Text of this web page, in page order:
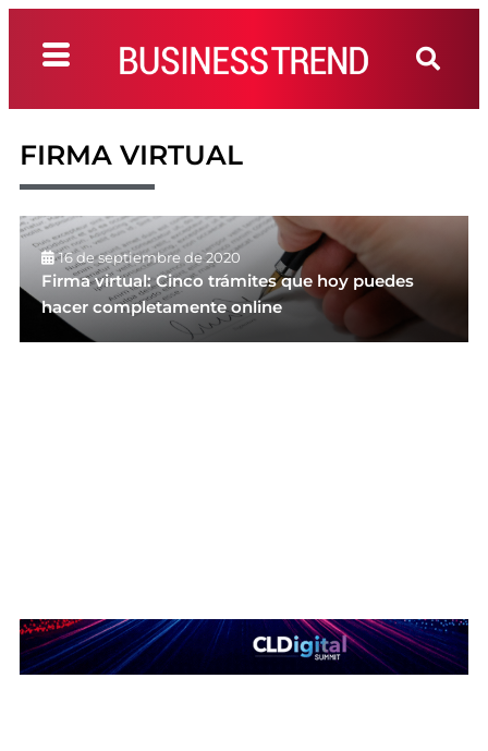
FIRMA VIRTUAL
16 de septiembre de 2020
Firma virtual: Cinco trámites que hoy puedes
hacer completamente online